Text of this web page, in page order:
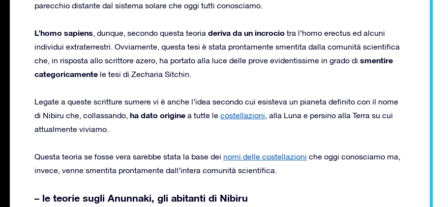
parecchio distante dal sistema solare che oggi tutti conosciamo.
L’homo sapiens, dunque, secondo questa teoria deriva da un incrocio tra l’homo erectus ed alcuni
individui extraterrestri. Ovviamente, questa tesi è stata prontamente smentita dalla comunità scientifica
che, in risposta allo scrittore azero, ha portato alla luce delle prove evidentissime in grado di smentire
categoricamente le tesi di Zecharia Sitchin.
Legate a queste scritture sumere vi è anche l’idea secondo cui esisteva un pianeta definito con il nome
di Nibiru che, collassando, ha dato origine a tutte le costellazioni, alla Luna e persino alla Terra su cui
attualmente viviamo.
Questa teoria se fosse vera sarebbe stata la base dei nomi delle costellazioni che oggi conosciamo ma,
invece, venne smentita prontamente dall’intera comunità scientifica.
– le teorie sugli Anunnaki, gli abitanti di Nibiru